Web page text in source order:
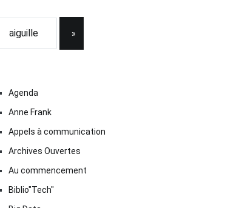
Agenda
Anne Frank
Appels à communication
Archives Ouvertes
Au commencement
Biblio"Tech"